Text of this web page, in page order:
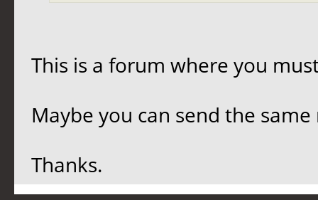
This is a forum where you
Maybe you can send the
Thanks.